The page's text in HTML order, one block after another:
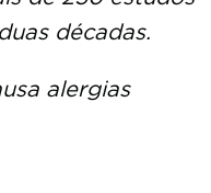
décadas.
alergias